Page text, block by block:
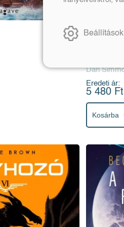
Dan
Eredeti ár:
5 480 Ft
Kosárba
Beállítások